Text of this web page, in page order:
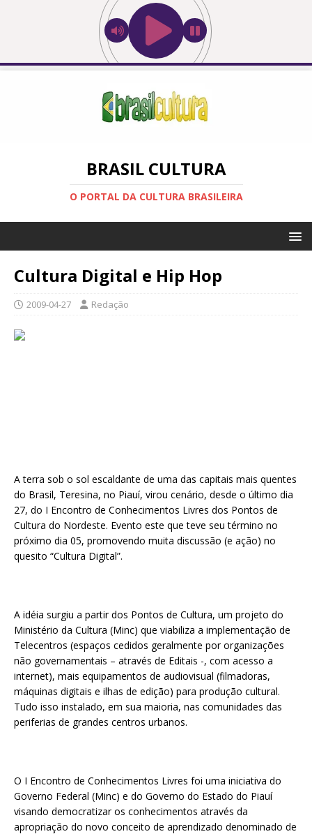
BRASIL CULTURA
O PORTAL DA CULTURA BRASILEIRA
Cultura Digital e Hip Hop
2009-04-27 Redação
A terra sob o sol escaldante de uma das capitais mais quentes
do Brasil, Teresina, no Piauí, virou cenário, desde o último dia
27, do I Encontro de Conhecimentos Livres dos Pontos de
Cultura do Nordeste. Evento este que teve seu término no
próximo dia 05, promovendo muita discussão (e ação) no
quesito “Cultura Digital”.
A idéia surgiu a partir dos Pontos de Cultura, um projeto do
Ministério da Cultura (Minc) que viabiliza a implementação de
Telecentros (espaços cedidos geralmente por organizações
não governamentais – através de Editais -, com acesso a
internet), mais equipamentos de audiovisual (filmadoras,
máquinas digitais e ilhas de edição) para produção cultural.
Tudo isso instalado, em sua maioria, nas comunidades das
periferias de grandes centros urbanos.
O I Encontro de Conhecimentos Livres foi uma iniciativa do
Governo Federal (Minc) e do Governo do Estado do Piauí
visando democratizar os conhecimentos através da
apropriação do novo conceito de aprendizado denominado de